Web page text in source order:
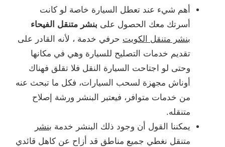
أهم شيء عند تعطل السيارة خاصة لو كانت
أسرتك معك الحصول على بنشر متنقل الفيحاء
بنشر متنقل الكويت حرفي خدمة ، لأنه القادر على
تقديم خدمات التصليح للسيارة وهي في مكانها
وحتى لو اجتاحت السيارة النقل فلا تقلق فهناك
أوناش مجهزة لسحب السيارات، فكل ما تبحث عنه
من خدمات متوافر، فيعتبر البنشر ورشة إصلاح
متنقله.
يمكننا القول أن وجود ذلك البنشر خدمة بنشر
متنقل نغطي جميع مناطق قد أزاح عن كاهل قائدي